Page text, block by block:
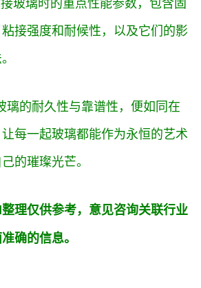
接强度和耐候性，以及它们的影
。
璃的耐久性与靠谱性，便如同在
每一起玻璃都能作为永恒的艺术
的璀璨光芒。
理仅供参考， 意见咨询关联行业
确的信息。